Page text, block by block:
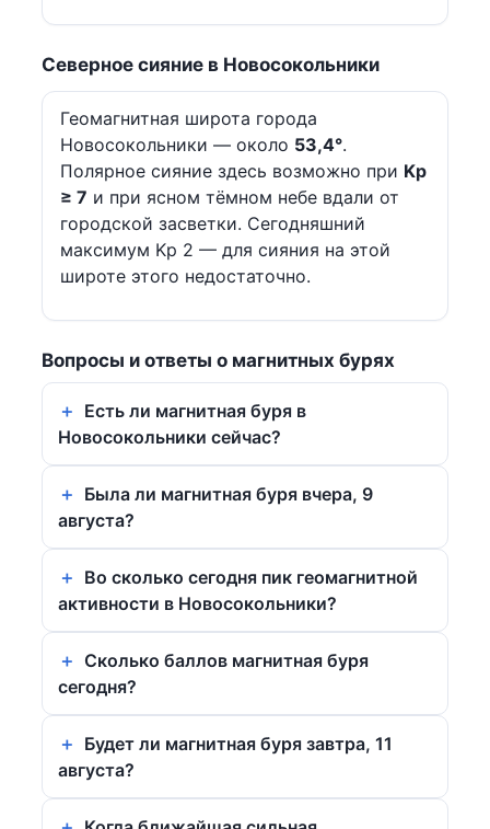
Северное сияние в Новосокольники
Геомагнитная широта города
Новосокольники — около 53,4°.
Полярное сияние здесь возможно при Kp
≥ 7 и при ясном тёмном небе вдали от
городской засветки. Сегодняшний
максимум Kp 2 — для сияния на этой
широте этого недостаточно.
Вопросы и ответы о магнитных бурях
Есть ли магнитная буря в
Новосокольники сейчас?
Была ли магнитная буря вчера, 9
августа?
Во сколько сегодня пик геомагнитной
активности в Новосокольники?
Сколько баллов магнитная буря
сегодня?
Будет ли магнитная буря завтра, 11
августа?